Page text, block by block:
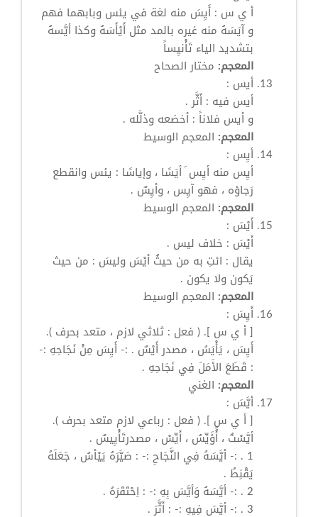
أ ي س : أَيِسَ منه لغة في يئس وبابهما فهم
و آيَسَهُ منه غيره بالمد مثل أَيْأَسَهُ وكذا أيَّسهُ
بتشديد الياء تَأْنيِساً
المعجم: مختار الصحاح
أيس :
أيس فيه : أَثَّر .
و أيس فلاناً : أخضعه وذلَّله .
المعجم: المعجم الوسيط
أيِس :
أيِس منه أيِسَ أيَسًا ، وإياسًا : يئس وانقطع
رَجاؤه ، فهوآيِس ، وأيِسٌ .
المعجم: المعجم الوسيط
أَيْسَ :
أَيْسَ : خلاف ليس .
يقال : ائتِ به من حيثُ أيْسَ وليسَ : من حيث
يَكون ولا يكون .
المعجم: المعجم الوسيط
أَيِسَ :
[ أ ي س ]. ( فعل : ثلاثي لازم ، متعد بحرف ).
أَيِسَ ، يَأْيَسُ ، مصدرأَيْسٌ . :- أَيِسَ مِنْ نَجَاحِهِ :-
: قَطَعَ الأَمَلَ فِي نَجَاحِهِ .
المعجم: الغني
أيَّسَ :
[ أ ي س ]. ( فعل : رباعي لازم متعد بحرف ).
أيَّسْتُ ، أُُؤَيِّسُ ، أَيِّسْ ، مصدرتَأْيِيسٌ .
1 . :- أيَّسَهُ فِي النَّجَاحِ :- : صَيَّرَهُ يَيْأسُ ، جَعَلَهُ
يَقْنِطُ .
2 . :- أيَّسَهُ وَأيَّسَ بِهِ :- : اِحْتَقَرَهُ .
3 . :-
أيَّسَ فِيهِ :- : أَثَّرَ .